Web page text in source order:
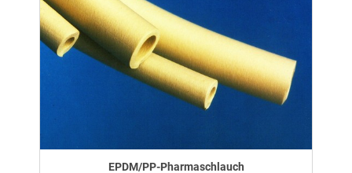
EPDM/PP-Pharmaschlauch